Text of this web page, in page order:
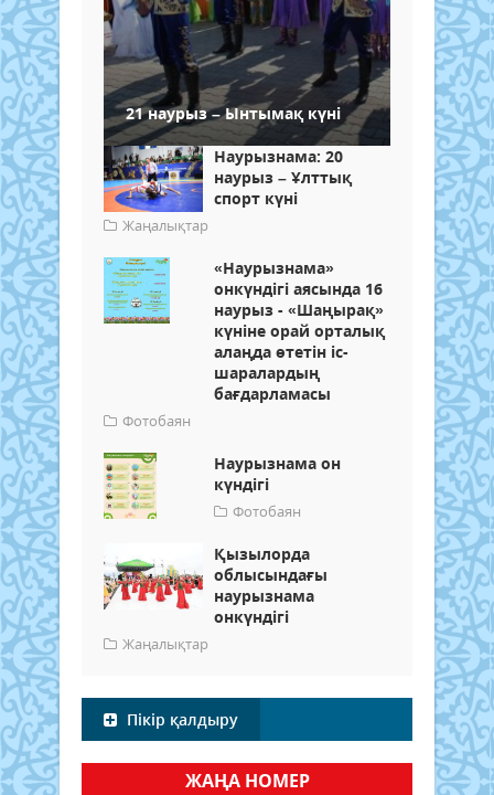
21 наурыз – Ынтымақ күні
Наурызнама: 20
наурыз – Ұлттық
спорт күні
Жаңалықтар
«Наурызнама»
онкүндігі аясында 16
наурыз - «Шаңырақ»
күніне орай орталық
алаңда өтетін іс-
шаралардың
бағдарламасы
Фотобаян
Наурызнама он
күндігі
Фотобаян
Қызылорда
облысындағы
наурызнама
онкүндігі
Жаңалықтар
Пікір қалдыру
ЖАҢА НОМЕР